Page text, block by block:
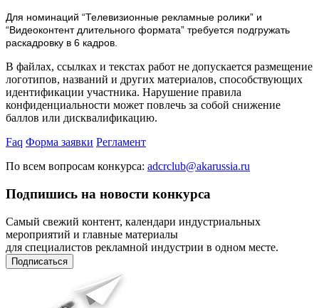
Для номинаций “Телевизионные рекламные ролики” и
“Видеоконтент длительного формата” требуется подгружать
раскадровку в 6 кадров.
В файлах, ссылках и текстах работ не допускается размещение
логотипов, названий и других материалов, способствующих
идентификации участника. Нарушение правила
конфиденциальности может повлечь за собой снижение
баллов или дисквалификацию.
Faq Форма заявки Регламент
По всем вопросам конкурса: adcrclub@akarussia.ru
Подпишись на новости конкурса
Самый свежий контент, календари индустриальных
мероприятий и главные материалы
для специалистов рекламной индустрии в одном месте.
Подписаться